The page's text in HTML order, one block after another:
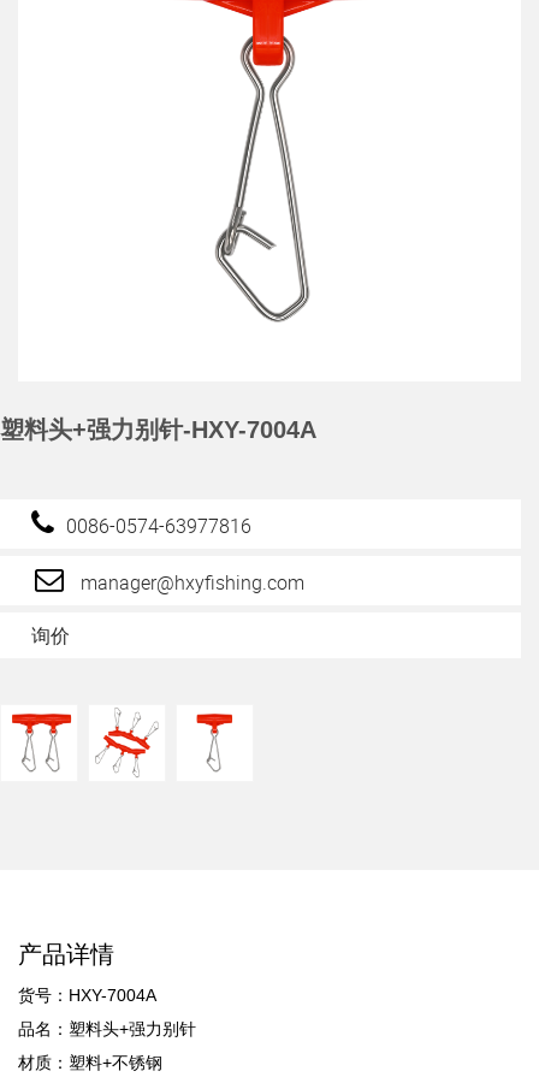
塑料头+强力别针-HXY-7004A
0086-0574-63977816
manager@hxyfishing.com
询价
产品详情
货号：HXY-7004A
品名：塑料头+强力别针
材质：塑料+不锈钢